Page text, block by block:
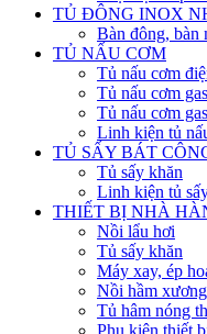
TỦ ĐÔNG INOX
Bàn đông, bàn
TỦ NẤU CƠM
Tủ nấu cơm
Tủ nấu cơm gas
Tủ nấu cơm
Linh kiện tủ
TỦ SẤY BÁT
Tủ sấy khăn
Linh kiện tủ
THIẾT BỊ NHÀ
Nồi lẩu hơi
Tủ sấy khăn
Máy xay, ép
Nồi hầm xương
Tủ hâm nóng
Phụ kiện thiết